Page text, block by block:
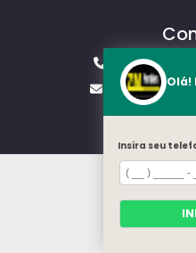
(11) 2143-4826
Olá!
Insira seu